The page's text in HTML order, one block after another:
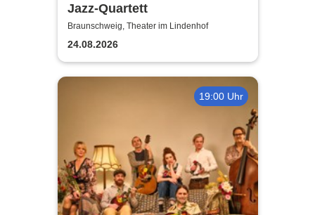
Jazz-Quartett
Braunschweig, Theater im Lindenhof
24.08.2026
19:00 Uhr